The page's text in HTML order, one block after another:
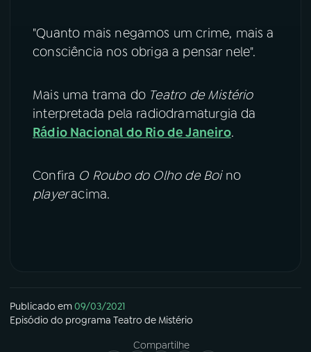
"Quanto mais negamos um crime, mais a
consciência nos obriga a pensar nele".
Mais uma trama do Teatro de Mistério
interpretada pela radiodramaturgia da
Rádio Nacional do Rio de Janeiro.
Confira O Roubo do Olho de Boino
playeracima.
Publicado em09/03/2021
Episódio do programa Teatro de Mistério
Compartilhe